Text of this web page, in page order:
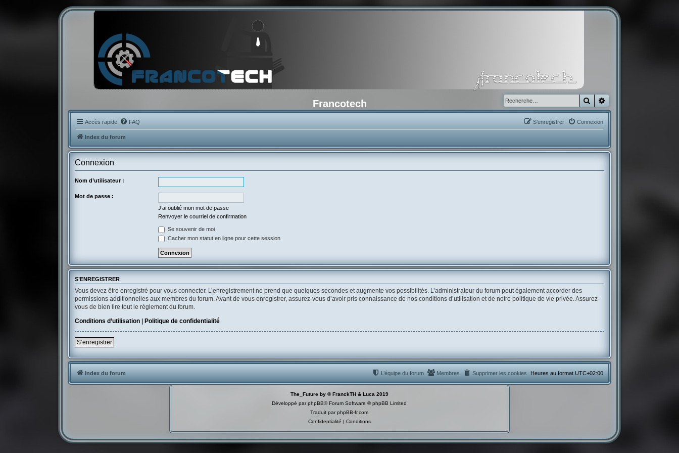
Francotech Rechercher
Accès rapide FAQ Connexion
S’enregistrer
Index du forum
Connexion
Nom d’utilisateur :
Mot de passe :
J’ai oublié mon mot de passe
Renvoyer le courriel de confirmation
Se souvenir de moi
Cacher mon statut en ligne pour cette session
S’ENREGISTRER
Vous devez être enregistré pour vous connecter. L’enregistrement ne prend que quelques secondes et augmente vos possibilités. L’administrateur du forum peut également accorder des
permissions additionnelles aux membres du forum. Avant de vous enregistrer, assurez-vous d’avoir pris connaissance de nos conditions d’utilisation et de notre politique de vie privée. Assurez-
vous de bien lire tout le règlement du forum.
Conditions d’utilisation
Politique de confidentialité
S’enregistrer
Index du forum Heures au format UTC+02:00
Supprimer les cookies
Membres
L’équipe du forum
The_Future by © FranckTH & Luca 2019
Développé parphpBB® Forum Software © phpBB Limited
Traduit parphpBB-fr.com
Confidentialité | Conditions